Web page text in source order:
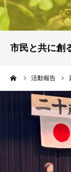
市民と共に創
活動報告